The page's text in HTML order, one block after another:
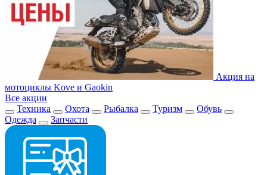
Акция на
мотоциклы Kove и Gaokin
Все акции
Техника
Охота Рыбалка Туризм
Обувь
Одежда
Запчасти